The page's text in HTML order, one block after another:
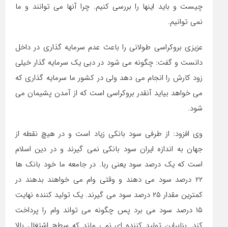
چیست و باید اینها را بررسی کنیم. چرا آنها می توانند و ما
نمی توانیم.
عزیزی بروکراسی طولانی را باعث عدم سرمایه گذاری در داخل
دانست و گفت: چگونه می شود در دبی یک سرمایه گذار خیلی
زود کارش را انجام می دهد ولی در کشور ما سرمایه گذاری که
می خواهد بیاید آنقدر بروکراسی است که از آمدن پشیمان می
شود.
وی افزود: از طرفی سود بانکی زیاد است و در هیچ نقطه از
جهان به اندازه ایران سود بانکی نمی گیرند و در دین اسلام
است که یک درصد سود یعنی ربا. در جامعه ما خود بانک ها
۲۲ درصد سود می دهند و وقتی وام می خواهند بدهند در
کمترین مقدار ۲۵ درصد سود می گیرند. یک تولید کننده نهایت
۱۵ درصد سود می برد پس چگونه می تواند وام را پرداخت